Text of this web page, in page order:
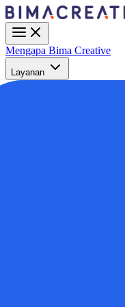
Mengapa Bima Creative
Layanan